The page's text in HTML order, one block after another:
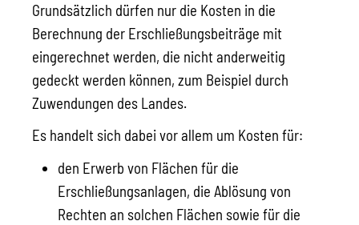
Grundsätzlich dürfen nur die Kosten in die
Berechnung der Erschließungsbeiträge mit
eingerechnet werden, die nicht anderweitig
gedeckt werden können, zum Beispiel durch
Zuwendungen des Landes.
Es handelt sich dabei vor allem um Kosten für:
den Erwerb von Flächen für die
Erschließungsanlagen, die Ablösung von
Rechten an solchen Flächen sowie für die